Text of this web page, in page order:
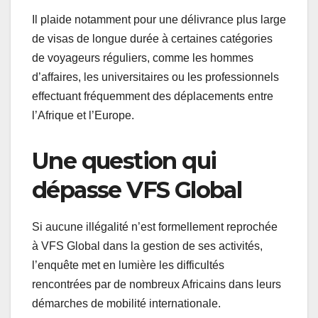
Il plaide notamment pour une délivrance plus large
de visas de longue durée à certaines catégories
de voyageurs réguliers, comme les hommes
d’affaires, les universitaires ou les professionnels
effectuant fréquemment des déplacements entre
l’Afrique et l’Europe.
Une question qui
dépasse VFS Global
Si aucune illégalité n’est formellement reprochée
à VFS Global dans la gestion de ses activités,
l’enquête met en lumière les difficultés
rencontrées par de nombreux Africains dans leurs
démarches de mobilité internationale.